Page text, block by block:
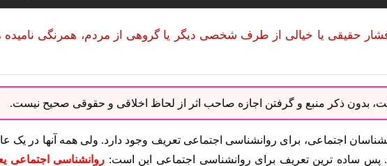
فشار حقیقی یا خیالی از طرف شخصی دیگر یا گروهی از مردم، همرنگی
بدون ذکر منبع و گرفتن اجازه صاحب اثر از لحاظ اخلاقی و حقوقی صحیح نیست.
اجتماعی، برای روانشناسی اجتماعی تعریف وجود دارد. ولی همه آنها در یک
پس ساده ترین تعریف برای روانشناسی اجتماعی این است: روانشناسی اجتماعی